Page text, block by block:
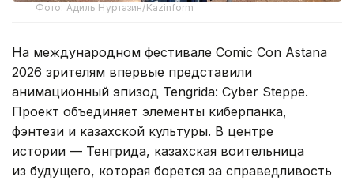
Фото: Адиль Нуртазин/Kazinform
На международном фестивале Comic Con Astana
2026 зрителям впервые представили
анимационный эпизод Tengrida: Cyber Steppe.
Проект объединяет элементы киберпанка,
фэнтези и казахской культуры. В центре
истории — Тенгрида, казахская воительница
из будущего, которая борется за справедливость